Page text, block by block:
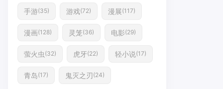
手游(35) 游戏(72) 漫展(117)
漫画(128) 灵笼(36) 电影(29)
萤火虫 (32) 虎牙(22) 轻小说(17)
青岛(17) 鬼灭之刃(24)